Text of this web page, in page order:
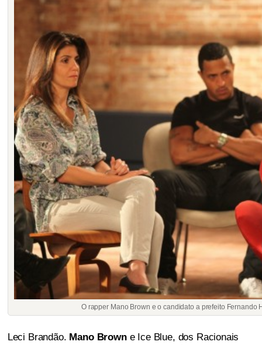
O rapper Mano Brown e o candidato a prefeito Fernando
Leci Brandão. Mano Browne Ice Blue, dos Racionais